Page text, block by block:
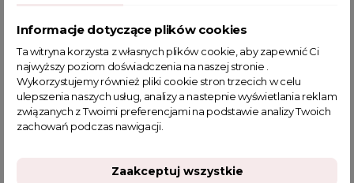
POWIĄZANE TAGI
krótkie spodenki czarne spodenki
spodenki damskie
krótkie spodenki damskie
spodenki damskie eleganckie
czarne spodnie z wysokim stanem
Informacje dotyczące plików cookies
Ta witryna korzysta z własnych plików cookie, aby zapewnić Ci
najwyższy poziom doświadczenia na naszej stronie .
Wykorzystujemy również pliki cookie stron trzecich w celu
ulepszenia naszych usług, analizy a nastepnie wyświetlania reklam
związanych z Twoimi preferencjami na podstawie analizy Twoich
zachowań podczas nawigacji.
Zaakceptuj wszystkie